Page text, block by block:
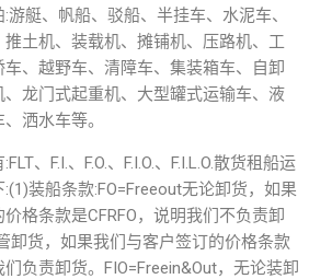
游艇、帆船、驳船、半挂车、水泥车、
土机、装载机、摊铺机、压路机、工
、越野车、清障车、集装箱车、自卸
、龙门式起重机、大型罐式运输车、液
洒水车等。
、F.I.、F.O.、F.I.O.、F.I.L.O.散货租船运
装船条款:FO=Freeout无论卸货，如果
格条款是CFRFO，说明我们不负责卸
卸货，如果我们与客户签订的价格条款
们负责卸货。FIO=Freein&Out，无论装卸